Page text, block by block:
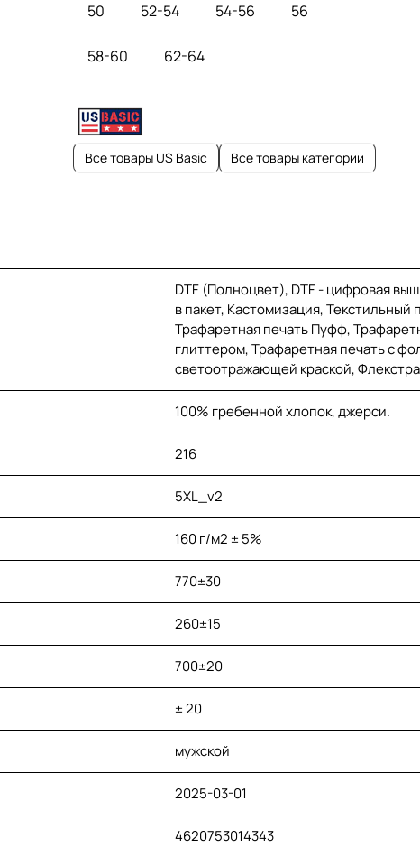
50 52-54 54-56 56
58-60 62-64
Все товары US Basic Все товары категории
DTF (Полноцвет), DTF - цифровая
в пакет, Кастомизация,
Трафаретная печать Пуфф,
глиттером, Трафаретная печать с
светоотражающей краской,
100% гребенной хлопок, джерси.
216
5XL_v2
160 г/м2 ± 5%
770±30
260±15
700±20
± 20
мужской
2025-03-01
4620753014343